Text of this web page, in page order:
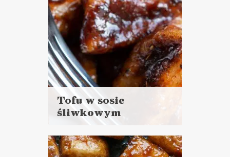
Tofu w sosie
śliwkowym
więcej
Czas przygotowania: 20 - 30
minut